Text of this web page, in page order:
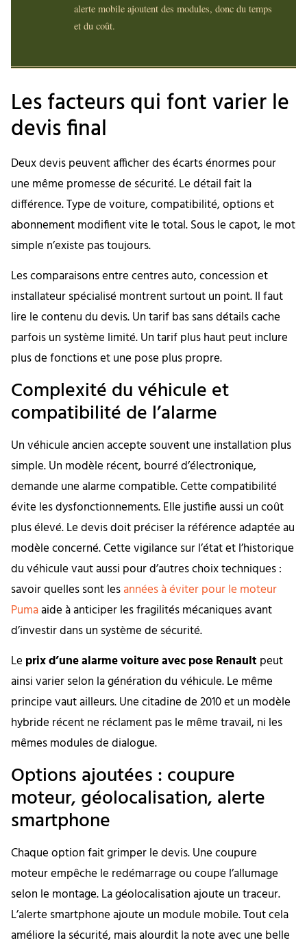
alerte mobile ajoutent des modules, donc du temps
et du coût.
Les facteurs qui font varier le
devis final
Deux devis peuvent afficher des écarts énormes pour
une même promesse de sécurité. Le détail fait la
différence. Type de voiture, compatibilité, options et
abonnement modifient vite le total. Sous le capot, le mot
simple n’existe pas toujours.
Les comparaisons entre centres auto, concession et
installateur spécialisé montrent surtout un point. Il faut
lire le contenu du devis. Un tarif bas sans détails cache
parfois un système limité. Un tarif plus haut peut inclure
plus de fonctions et une pose plus propre.
Complexité du véhicule et
compatibilité de l’alarme
Un véhicule ancien accepte souvent une installation plus
simple. Un modèle récent, bourré d’électronique,
demande une alarme compatible. Cette compatibilité
évite les dysfonctionnements. Elle justifie aussi un coût
plus élevé. Le devis doit préciser la référence adaptée au
modèle concerné. Cette vigilance sur l’état et l’historique
du véhicule vaut aussi pour d’autres choix techniques :
savoir quelles sont lesannées à éviter pour le moteur
Pumaaide à anticiper les fragilités mécaniques avant
d’investir dans un système de sécurité.
Le prix d’une alarme voiture avec pose Renault peut
ainsi varier selon la génération du véhicule. Le même
principe vaut ailleurs. Une citadine de 2010 et un modèle
hybride récent ne réclament pas le même travail, ni les
mêmes modules de dialogue.
Options ajoutées : coupure
moteur, géolocalisation, alerte
smartphone
Chaque option fait grimper le devis. Une coupure
moteur empêche le redémarrage ou coupe l’allumage
selon le montage. La géolocalisation ajoute un traceur.
L’alerte smartphone ajoute un module mobile. Tout cela
améliore la sécurité, mais alourdit la note avec une belle